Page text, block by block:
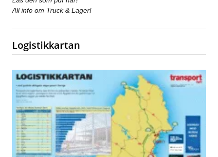
All info om Truck & Lager!
Logistikkartan